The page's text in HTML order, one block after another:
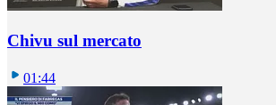
Chivu sul mercato
01:44